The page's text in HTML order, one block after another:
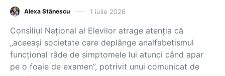
Alexa Stănescu 1 iulie 2026
Consiliul Național al Elevilor atrage atenția că
„aceeași societate care deplânge analfabetismul
funcțional râde de simptomele lui atunci când apar
pe o foaie de examen”, potrivit unui comunicat de